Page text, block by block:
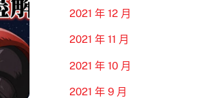
2021 年 12 月
2021 年 11 月
2021 年 10 月
2021 年 9 月